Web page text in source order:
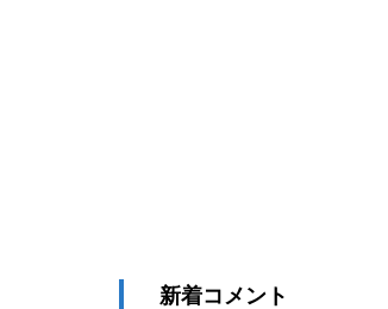
新着コメント